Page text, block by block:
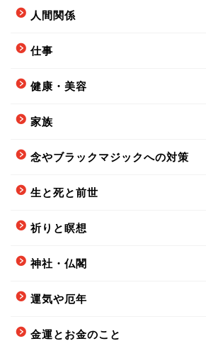
人間関係
仕事
健康・美容
家族
念やブラックマジックへの対策
生と死と前世
祈りと瞑想
神社・仏閣
運気や厄年
金運とお金のこと